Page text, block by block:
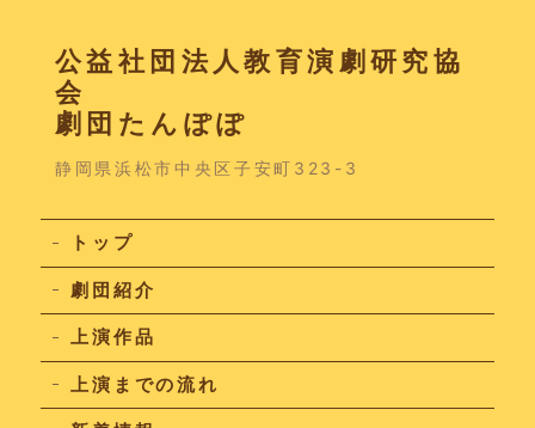
公益社団法人教育演劇研究協
会
劇団たんぽぽ
静岡県浜松市中央区子安町323-3
トップ
劇団紹介
上演作品
上演までの流れ